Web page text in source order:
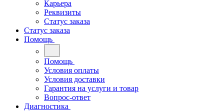
Карьера
Реквизиты
Статус заказа
Статус заказа
Помощь
Помощь
Условия оплаты
Условия доставки
Гарантия на услуги и товар
Вопрос-ответ
Диагностика